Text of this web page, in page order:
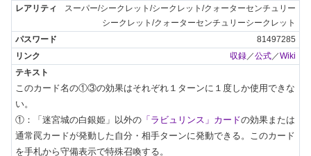
スーパー/シークレット/シークレット/クォーターセンチュリー
シークレット/クォーターセンチュリーシークレット
81497285
収録 ／公式 ／Wiki
このカード名の①③の効果はそれぞれ１ターンに１度しか使用できな
い。
①：「迷宮城の白銀姫」以外の 「ラビュリンス」カードの効果または
通常罠カードが発動した自分・相手ターンに発動できる。このカード
を手札から守備表示で特殊召喚する。